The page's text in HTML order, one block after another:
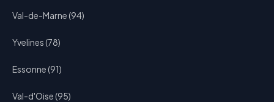
Val-de-Marne (94)
Yvelines (78)
Essonne (91)
Val-d'Oise (95)